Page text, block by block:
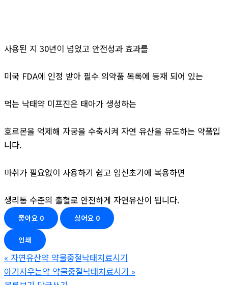
사용된 지 30년이 넘었고 안전성과 효과를
미국 FDA에 인정 받아 필수 의약품 목록에 등재 되어 있는
먹는 낙태약 미프진은 태아가 생성하는
호르몬을 억제해 자궁을 수축시켜 자연 유산을 유도하는 약품입
니다.
마취가 필요없이 사용하기 쉽고 임신초기에 복용하면
생리통 수준의 출혈로 안전하게 자연유산이 됩니다.
좋아요 0 싫어요 0
인쇄
« 자연유산약 약물중절낙태치료시기
아기지우는약 약물중절낙태치료시기 »